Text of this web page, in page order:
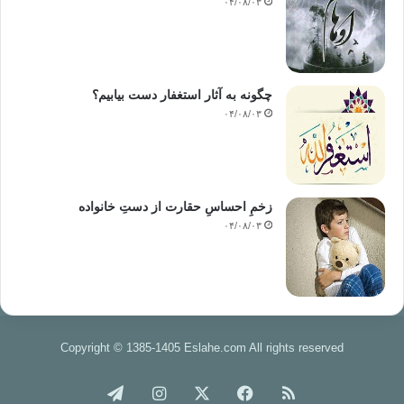
چگونه به آثار استغفار دست بیابیم؟
۰۴/۰۸/۰۳
زخمِ احساسِ حقارت از دستِ خانواده
۰۴/۰۸/۰۳
Copyright © 1385-1405 Eslahe.com All rights reserved
خوراک فیس اینستاگرام